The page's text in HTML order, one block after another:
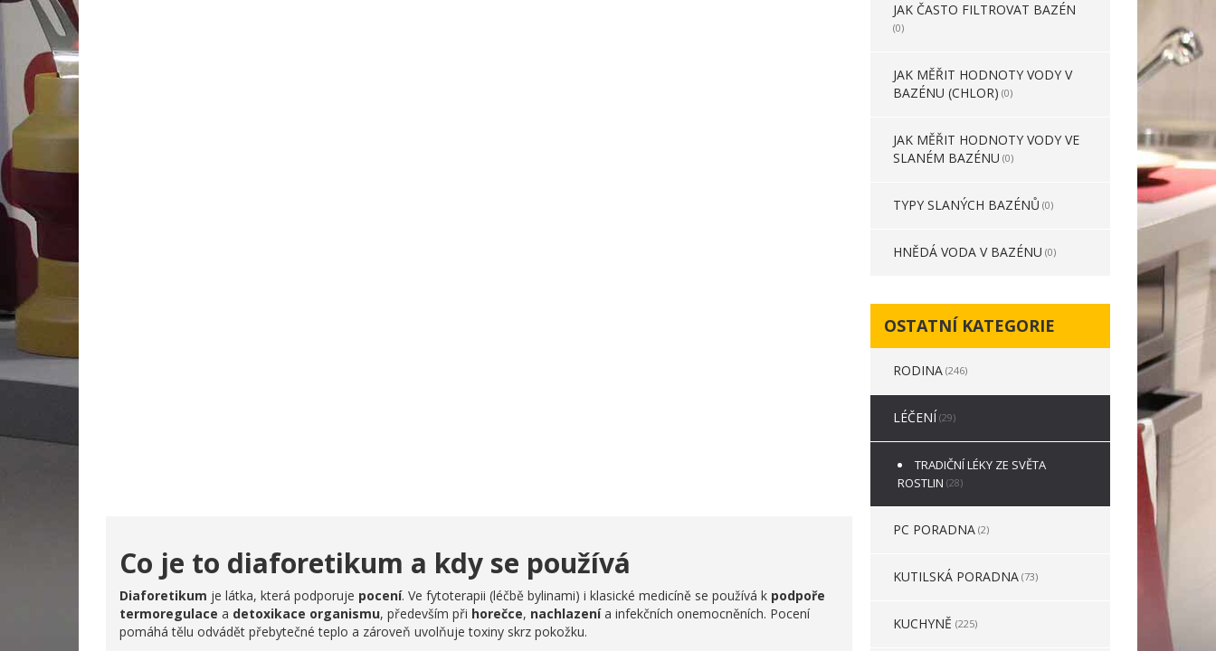
Co je to diaforetikum a kdy se používá
Diaforetikum je látka, která podporuje pocení. Ve fytoterapii (léčbě bylinami) i klasické medicíně se používá k podpoře
termoregulace a detoxikace organismu, především při horečce, nachlazenía infekčních onemocněních. Pocení
pomáhá tělu odvádět přebytečné teplo a zároveň uvolňuje toxiny skrz pokožku.
JAK ČASTO FILTROVAT BAZÉN
(0)
JAK MĚŘIT HODNOTY VODY V
BAZÉNU (CHLOR) (0)
JAK MĚŘIT HODNOTY VODY VE
SLANÉM BAZÉNU (0)
TYPY SLANÝCH BAZÉNŮ (0)
HNĚDÁ VODA V BAZÉNU (0)
OSTATNÍ KATEGORIE
RODINA (246)
LÉČENÍ (29)
TRADIČNÍ LÉKY ZE SVĚTA
ROSTLIN (28)
PC PORADNA (2)
KUTILSKÁ PORADNA (73)
KUCHYNĚ (225)